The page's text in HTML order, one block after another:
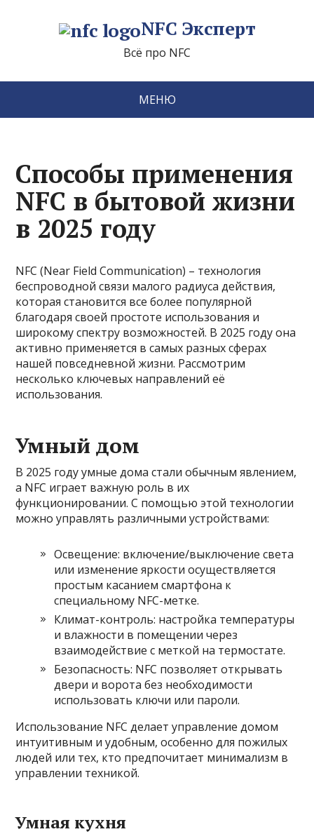
NFC Эксперт
Всё про NFC
МЕНЮ
Способы применения
NFC в бытовой жизни
в 2025 году
NFC (Near Field Communication) – технология
беспроводной связи малого радиуса действия,
которая становится все более популярной
благодаря своей простоте использования и
широкому спектру возможностей. В 2025 году она
активно применяется в самых разных сферах
нашей повседневной жизни. Рассмотрим
несколько ключевых направлений её
использования.
Умный дом
В 2025 году умные дома стали обычным явлением,
а NFC играет важную роль в их
функционировании. С помощью этой технологии
можно управлять различными устройствами:
Освещение: включение/выключение света
или изменение яркости осуществляется
простым касанием смартфона к
специальному NFC-метке.
Климат-контроль: настройка температуры
и влажности в помещении через
взаимодействие с меткой на термостате.
Безопасность: NFC позволяет открывать
двери и ворота без необходимости
использовать ключи или пароли.
Использование NFC делает управление домом
интуитивным и удобным, особенно для пожилых
людей или тех, кто предпочитает минимализм в
управлении техникой.
Умная кухня